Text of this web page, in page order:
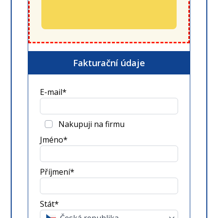
Fakturační údaje
E-mail*
Nakupuji na firmu
Jméno*
Příjmení*
Stát*